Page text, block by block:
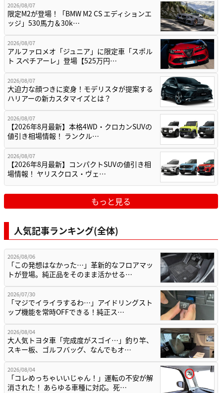
2026/08/07
限定M2が登場！「BMW M2 CS エディションエ
ッジ」530馬力＆30k…
2026/08/07
アルファロメオ「ジュニア」に限定車「スポル
ト スペチアーレ」登場【525万円…
2026/08/07
大迫力な顔つきに変身！モデリスタが提案する
ハリアーの新カスタマイズとは？
2026/08/07
【2026年8月最新】本格4WD・クロカンSUVの
値引き相場情報！ ランクル…
2026/08/07
【2026年8月最新】コンパクトSUVの値引き相
場情報！ ヤリスクロス・ヴェ…
もっと見る
人気記事ランキング(全体)
2026/08/06
「この発想はなかった…」革新的なフロアマッ
トが登場。純正品をそのまま活かせる…
2026/07/30
「マジでイライラするわ…」アイドリングスト
ップ機能を常時OFFできる！純正ス…
2026/08/04
大人気トヨタ車「完成度がスゴイ…」釣り竿、
スキー板、ゴルフバッグ、なんでもオ…
2026/08/04
「コレめっちゃいいじゃん！」運転の不安が解
消された！ あらゆる車種に対応。死…